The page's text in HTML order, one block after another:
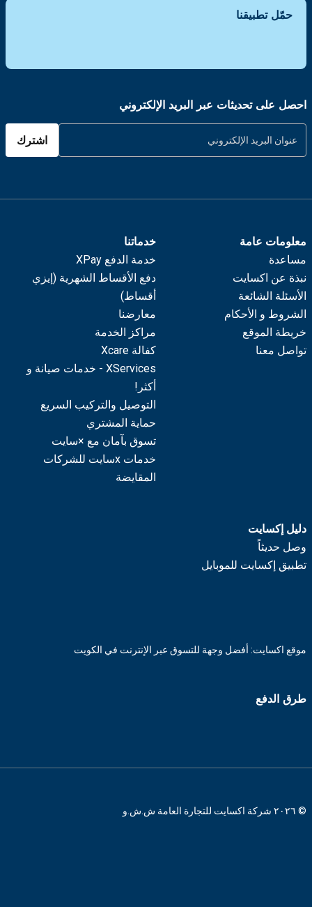
حمّل تطبيقنا
احصل على تحديثات عبر البريد الإلكتروني
اشترك
معلومات عامة
مساعدة
نبذة عن اكسايت
الأسئلة الشائعة
الشروط و الأحكام
خريطة الموقع
تواصل معنا
خدماتنا
خدمة الدفع XPay
دفع الأقساط الشهرية (إيزي
أقساط)
معارضنا
مراكز الخدمة
كفالة Xcare
XServices - خدمات صيانة و
أكثر!
التوصيل والتركيب السريع
حماية المشتري
تسوق بآمان مع ×سايت
خدمات xسايت للشركات
المقايضة
دليل إكسايت
وصل حديثاً
تطبيق إكسايت للموبايل
موقع اكسايت: أفضل وجهة للتسوق عبر الإنترنت في الكويت
طرق الدفع
© ٢٠٢٦ شركة اكسايت للتجارة العامة ش.ش.و